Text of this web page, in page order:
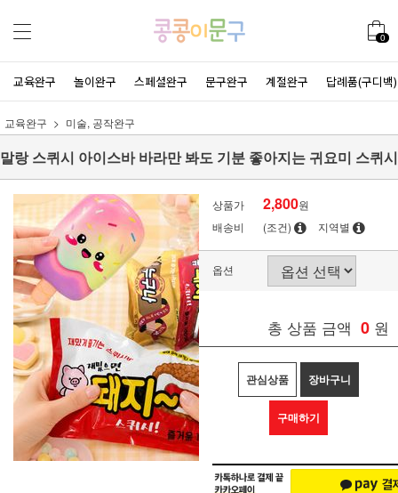
0
교육완구 놀이완구 스페셜완구 문구완구 계절완구 답례품(구디백)
교육완구 미술, 공작완구
말랑 스퀴시 아이스바 바라만 봐도 기분 좋아지는 귀요미 스퀴시
상품가 2,800원
배송비
(조건) 지역별
옵션
총 상품 금액 0 원
관심상품 장바구니
구매하기